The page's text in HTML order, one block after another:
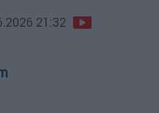
21:32